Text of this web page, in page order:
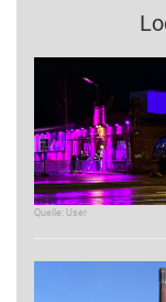
Quelle: User